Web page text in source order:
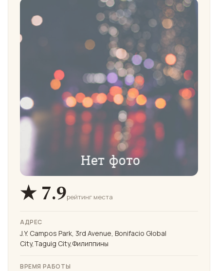
★ 7.9рейтинг места
АДРЕС
J.Y. Campos Park, 3rd Avenue, Bonifacio Global
City,Taguig City,Филиппины
ВРЕМЯ РАБОТЫ